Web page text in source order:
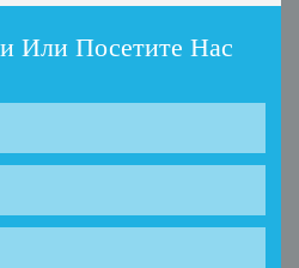
Или Посетите Нас